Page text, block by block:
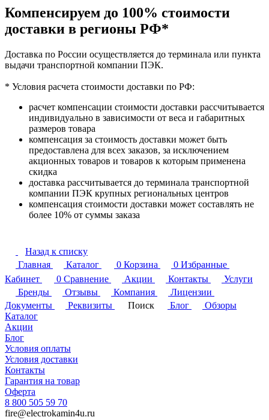
Компенсируем до 100% стоимости
доставки в регионы РФ*
Доставка по России осуществляется до терминала или пункта
выдачи транспортной компании ПЭК.
* Условия расчета стоимости доставки по РФ:
расчет компенсации стоимости доставки рассчитывается
индивидуально в зависимости от веса и габаритных
размеров товара
компенсация за стоимость доставки может быть
предоставлена для всех заказов, за исключением
акционных товаров и товаров к которым применена
скидка
доставка рассчитывается до терминала транспортной
компании ПЭК крупных региональных центров
компенсация стоимости доставки может составлять не
более 10% от суммы заказа
Назад к списку
Главная
Каталог 0 Корзина 0 Избранные
Кабинет
0 Сравнение Акции Контакты
Услуги
Бренды
Отзывы Компания
Лицензии
Документы
Реквизиты Поиск Блог
Обзоры
Каталог
Акции
Блог
Условия оплаты
Условия доставки
Контакты
Гарантия на товар
Оферта
8 800 505 59 70
fire@electrokamin4u.ru